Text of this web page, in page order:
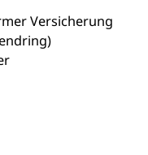
Versicherung